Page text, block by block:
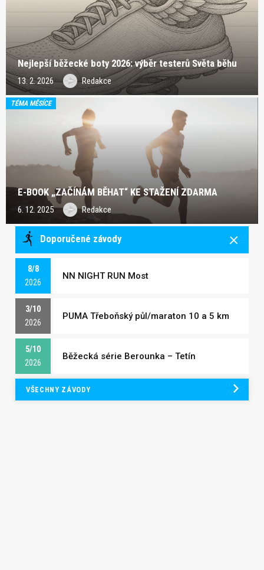
Nejlepší běžecké boty 2026: výběr testerů Světa běhu
13. 2. 2026 Redakce
TÉMA MĚSÍCE
E-BOOK „ZAČÍNÁM BĚHAT“ KE STAŽENÍ ZDARMA
6. 12. 2025 Redakce
Doporučené závody
8/8
2026
NN NIGHT RUN Most
3/10
2026
PUMA Třeboňský půl/maraton 10 a 5 km
5/10
2026
Běžecká série Berounka – Tetín
VŠECHNY ZÁVODY